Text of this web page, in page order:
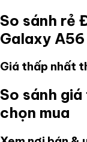
So sánh rẻ
Galaxy
Giá thấp nhất
So sánh
chọn mua